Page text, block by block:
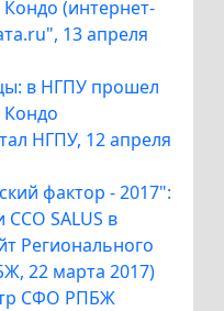
(интернет-
13 апреля
в НГПУ прошел
Кондо
НГПУ, 12 апреля
фактор - 2017":
ССО SALUS в
Регионального
22 марта 2017)
СФО РПБЖ